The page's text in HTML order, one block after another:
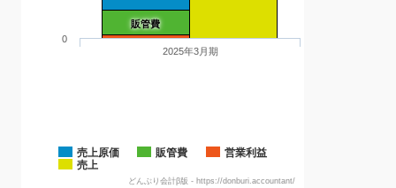
販管費
売上原価 販管費
営業利益
売上
2025年3月期
0
どんぶり会計β版 - https://donburi.accountant/